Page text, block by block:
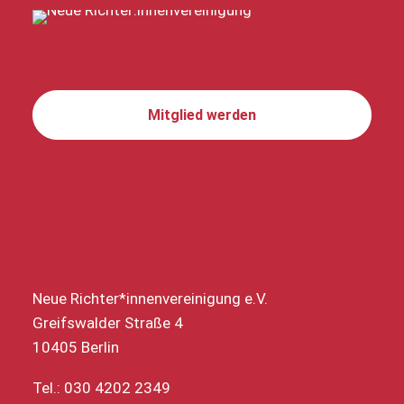
Mitglied werden
Neue Richter*innenvereinigung e.V.
Greifswalder Straße 4
10405 Berlin
Tel.: 030 4202 2349